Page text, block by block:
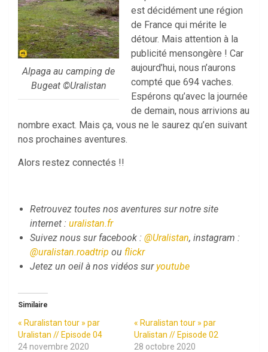
Alpaga au camping de
Bugeat ©Uralistan
est décidément une région
de France qui mérite le
détour. Mais attention à la
publicité mensongère ! Car
aujourd’hui, nous n’aurons
compté que 694 vaches.
Espérons qu’avec la journée
de demain, nous arrivions au
nombre exact. Mais ça, vous ne le saurez qu’en suivant
nos prochaines aventures.
Alors restez connectés !!
Retrouvez toutes nos aventures sur notre site
internet : uralistan.fr
Suivez nous sur facebook : @Uralistan, instagram :
@uralistan.roadtrip ou flickr
Jetez un oeil à nos vidéos sur youtube
Similaire
« Ruralistan tour » par
Uralistan // Episode 04
24 novembre 2020
« Ruralistan tour » par
Uralistan // Episode 02
28 octobre 2020